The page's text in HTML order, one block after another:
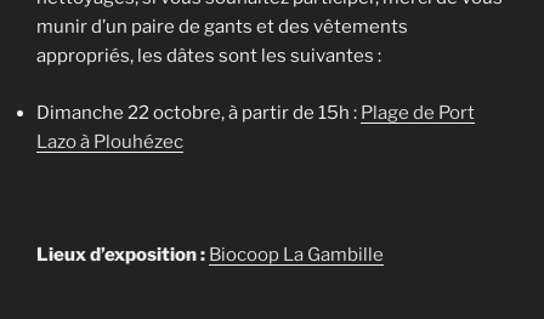
munir d’un paire de gants et des vêtements
appropriés, les dâtes sont les suivantes :
Dimanche 22 octobre, à partir de 15h : Plage de Port
Lazo à Plouhézec
Lieux d’exposition : Biocoop La Gambille